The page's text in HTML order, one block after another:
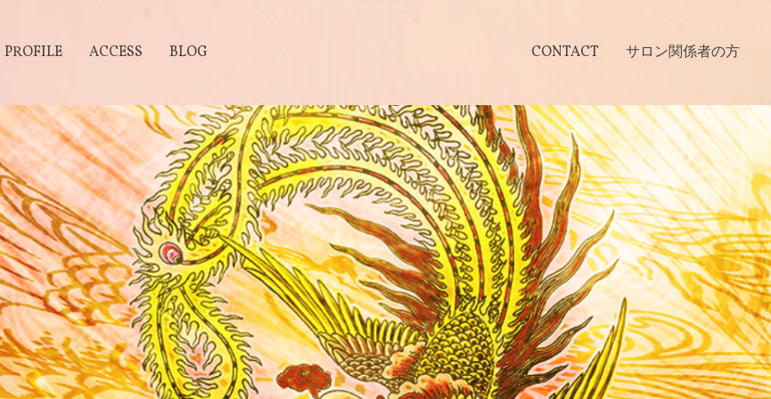
PROFILE ACCESS BLOG CONTACT サロン関係者の方